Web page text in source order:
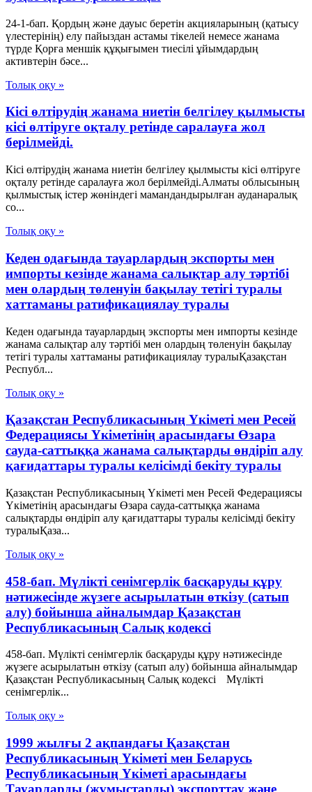
24-1-бап. Қордың және дауыс беретін акцияларының (қатысу
үлестерінің) елу пайыздан астамы тікелей немесе жанама
түрде Қорға меншік құқығымен тиесілі ұйымдардың
активтерін бәсе...
Толық оқу »
Кісі өлтірудің жанама ниетін белгілеу қылмысты
кісі өлтіруге оқталу ретінде саралауға жол
берілмейді.
Кісі өлтірудің жанама ниетін белгілеу қылмысты кісі өлтіруге
оқталу ретінде саралауға жол берілмейді.Алматы облысының
қылмыстық істер жөніндегі мамандандырылған ауданаралық
со...
Толық оқу »
Кеден одағында тауарлардың экспорты мен
импорты кезінде жанама салықтар алу тәртібі
мен олардың төленуін бақылау тетігі туралы
хаттаманы ратификациялау туралы
Кеден одағында тауарлардың экспорты мен импорты кезінде
жанама салықтар алу тәртібі мен олардың төленуін бақылау
тетігі туралы хаттаманы ратификациялау туралыҚазақстан
Республ...
Толық оқу »
Қазақстан Республикасының Үкіметі мен Ресей
Федерациясы Үкіметінің арасындағы Өзара
сауда-саттыққа жанама салықтарды өндіріп алу
қағидаттары туралы келісімді бекіту туралы
Қазақстан Республикасының Үкіметі мен Ресей Федерациясы
Үкіметінің арасындағы Өзара сауда-саттыққа жанама
салықтарды өндіріп алу қағидаттары туралы келісімді бекіту
туралыҚаза...
Толық оқу »
458-бап. Мүлікті сенімгерлік басқаруды құру
нәтижесінде жүзеге асырылатын өткiзу (сатып
алу) бойынша айналымдар Қазақстан
Республикасының Салық кодексі
458-бап. Мүлікті сенімгерлік басқаруды құру нәтижесінде
жүзеге асырылатын өткiзу (сатып алу) бойынша айналымдар
Қазақстан Республикасының Салық кодексі Мүлікті
сенімгерлік...
Толық оқу »
1999 жылғы 2 ақпандағы Қазақстан
Республикасының Үкіметі мен Беларусь
Республикасының Үкіметі арасындағы
Тауарларды (жұмыстарды) экспорттау және